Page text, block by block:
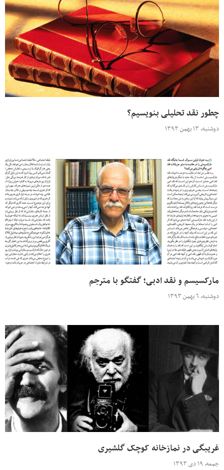
چطور نقد تحلیلی بنویسیم؟
دوشنبه، ۱۳ بهمن ۱۳۹۳
مارکسیسم و نقد ادبی؛ گفتگو با مترجم
دوشنبه، ۶ بهمن ۱۳۹۳
غریبگی در نمازخانه کوچک گلشیری
جمعه، ۱۹ دی ۱۳۹۳